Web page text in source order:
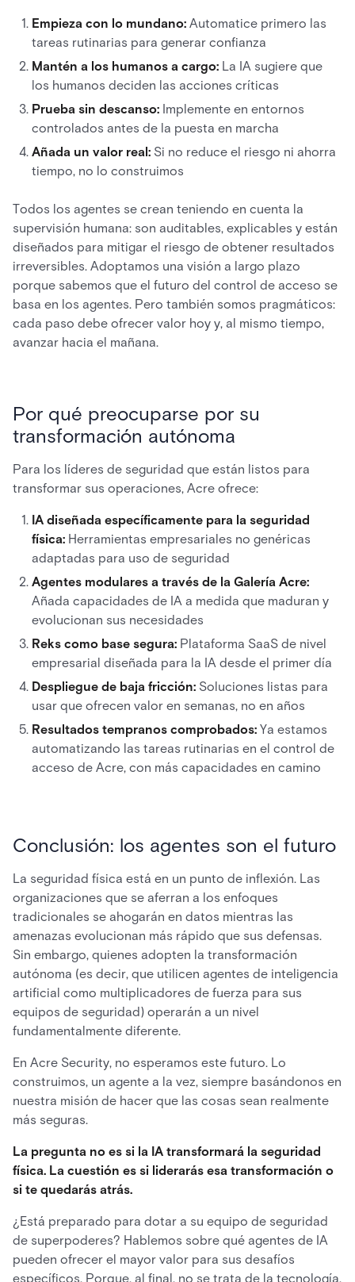
Empieza con lo mundano: Automatice primero las
tareas rutinarias para generar confianza
Mantén a los humanos a cargo: La IA sugiere que
los humanos deciden las acciones críticas
Prueba sin descanso: Implemente en entornos
controlados antes de la puesta en marcha
Añada un valor real: Si no reduce el riesgo ni ahorra
tiempo, no lo construimos
Todos los agentes se crean teniendo en cuenta la
supervisión humana: son auditables, explicables y están
diseñados para mitigar el riesgo de obtener resultados
irreversibles. Adoptamos una visión a largo plazo
porque sabemos que el futuro del control de acceso se
basa en los agentes. Pero también somos pragmáticos:
cada paso debe ofrecer valor hoy y, al mismo tiempo,
avanzar hacia el mañana.
Por qué preocuparse por su
transformación autónoma
Para los líderes de seguridad que están listos para
transformar sus operaciones, Acre ofrece:
IA diseñada específicamente para la seguridad
física: Herramientas empresariales no genéricas
adaptadas para uso de seguridad
Agentes modulares a través de la Galería Acre:
Añada capacidades de IA a medida que maduran y
evolucionan sus necesidades
Reks como base segura: Plataforma SaaS de nivel
empresarial diseñada para la IA desde el primer día
Despliegue de baja fricción: Soluciones listas para
usar que ofrecen valor en semanas, no en años
Resultados tempranos comprobados: Ya estamos
automatizando las tareas rutinarias en el control de
acceso de Acre, con más capacidades en camino
Conclusión: los agentes son el futuro
La seguridad física está en un punto de inflexión. Las
organizaciones que se aferran a los enfoques
tradicionales se ahogarán en datos mientras las
amenazas evolucionan más rápido que sus defensas.
Sin embargo, quienes adopten la transformación
autónoma (es decir, que utilicen agentes de inteligencia
artificial como multiplicadores de fuerza para sus
equipos de seguridad) operarán a un nivel
fundamentalmente diferente.
En Acre Security, no esperamos este futuro. Lo
construimos, un agente a la vez, siempre basándonos en
nuestra misión de hacer que las cosas sean realmente
más seguras.
La pregunta no es si la IA transformará la seguridad
física. La cuestión es si liderarás esa transformación o
si te quedarás atrás.
¿Está preparado para dotar a su equipo de seguridad
de superpoderes? Hablemos sobre qué agentes de IA
pueden ofrecer el mayor valor para sus desafíos
específicos. Porque, al final, no se trata de la tecnología,